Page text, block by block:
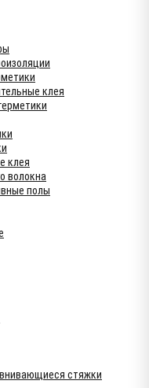
клея
клея
волокна
полы
стяжки